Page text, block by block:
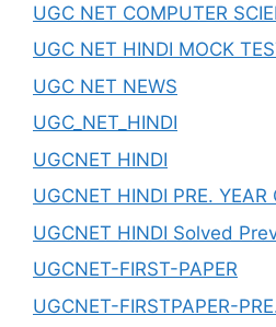
UGC NET COMPUTER
UGC NET HINDI MOCK
UGC NET NEWS
UGC_NET_HINDI
UGCNET HINDI
UGCNET HINDI PRE. YEAR
UGCNET HINDI Solved
UGCNET-FIRST-PAPER
UGCNET-FIRSTPAPER-